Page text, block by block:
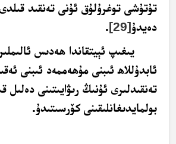
تۇتۇشى توغرۇلۇق ئۇنىتەنقىد
دەيدۇ[29]
.
يىغىپ ئېيتقاندا ھەدىس
ئابدۇللاھ ئىبنى مۇھەممەد ئىبنى
تەنقىدلىرى ئۇنىڭ رىۋايىتىنى دەلىل
بولمايدىغانلىقىنى كۆرسىتىدۇ.